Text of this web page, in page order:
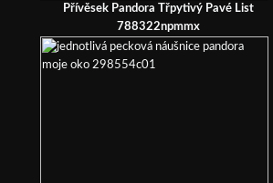
Přívěsek Pandora Třpytivý Pavé List
788322npmmx